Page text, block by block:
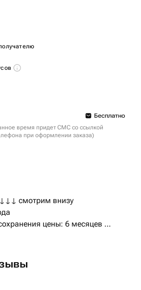
Бесплатно
время придет СМС со ссылкой
при оформлении заказа)
смотрим внизу
цены: 6 месяцев
| подарки и впечатления
Мира